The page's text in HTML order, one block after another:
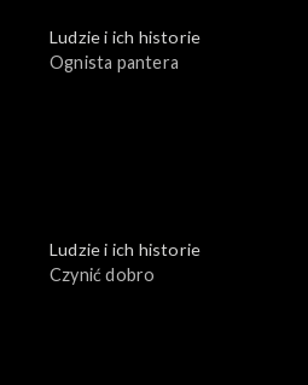
Ludzie i ich historie
Ognista pantera
Ludzie i ich historie
Czynić dobro